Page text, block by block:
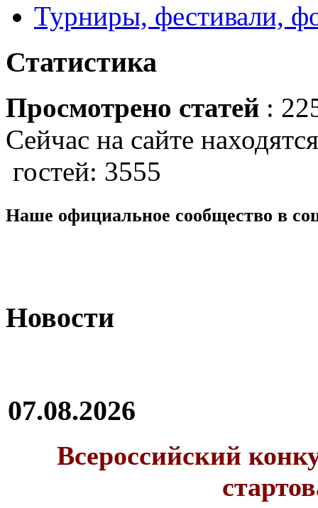
Турниры, фестивали,
Статистика
Просмотрено статей :
Сейчас на сайте
гостей: 3555
Наше официальное сообщество в
Новости
07.08.2026
Всероссийский